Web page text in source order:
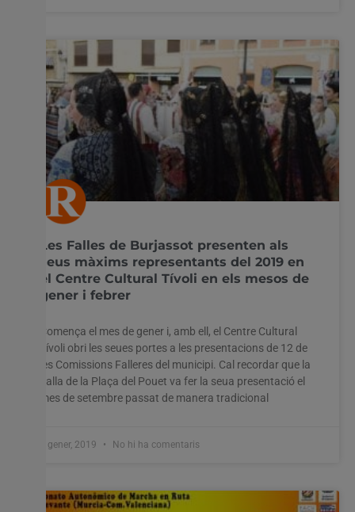
Les Falles de Burjassot presenten als
seus màxims representants del 2019 en
el Centre Cultural Tívoli en els mesos de
gener i febrer
Comença el mes de gener i, amb ell, el Centre Cultural
Tívoli obri les seues portes a les presentacions de 12 de
les Comissions Falleres del municipi. Cal recordar que la
Falla de la Plaça del Pouet va fer la seua presentació el
mes de setembre passat de manera tradicional
7 gener, 2019 No hi ha comentaris